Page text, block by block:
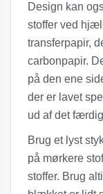
Design kan
stoffer ved
transferpapir,
carbonpapir.
på den ene
der er lavet
ud af det
Brug et lyst
på mørkere
stoffer. Brug